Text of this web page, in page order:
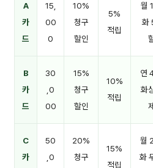
A
카
드
15,
00
0
10%
청구
할인
5%
적립
월
화
B
카
드
30
,0
00
15%
청구
할인
10%
적립
연
화
C
카
50
,0
20%
청구
15%
적립
월
화